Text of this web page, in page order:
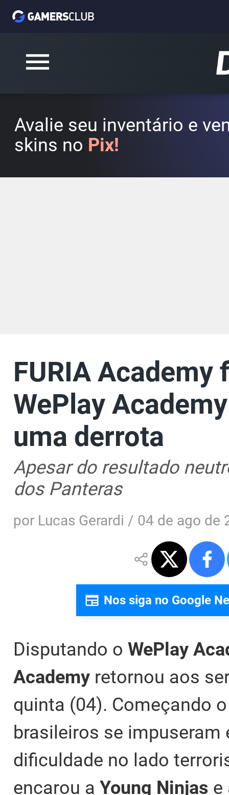
Avalie seu inventário e
skins no Pix!
FURIA
WePlay
uma derrota
Apesar do resultado
dos Panteras
por Lucas Gerardi / 04 de ago de
Nos siga no Google
Disputando o WePlay
Academy retornou aos
quinta (04). Começando
brasileiros se
dificuldade no lado
encarou a Young Ninjas e